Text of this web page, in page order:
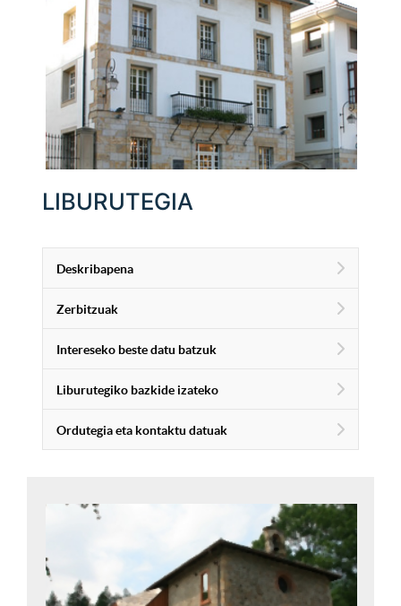
LIBURUTEGIA
Deskribapena
Zerbitzuak
Intereseko beste datu batzuk
Liburutegiko bazkide izateko
Ordutegia eta kontaktu datuak